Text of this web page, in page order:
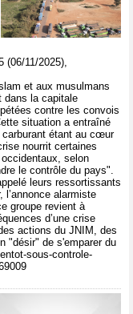
(06/11/2025),
et aux musulmans
dans la capitale
contre les convois
situation a entraîné
étant au cœur
nourrit certaines
selon
le contrôle du pays".
leurs ressortissants
alarmiste
groupe revient à
d’une crise
actions du JNIM, des
"désir" de s'emparer du
sous-controle-